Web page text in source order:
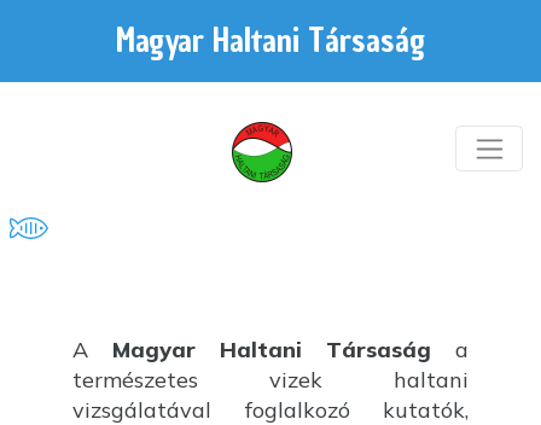
Magyar Haltani Társaság
A Magyar Haltani Társaság a
természetes vizek haltani
vizsgálatával foglalkozó kutatók,